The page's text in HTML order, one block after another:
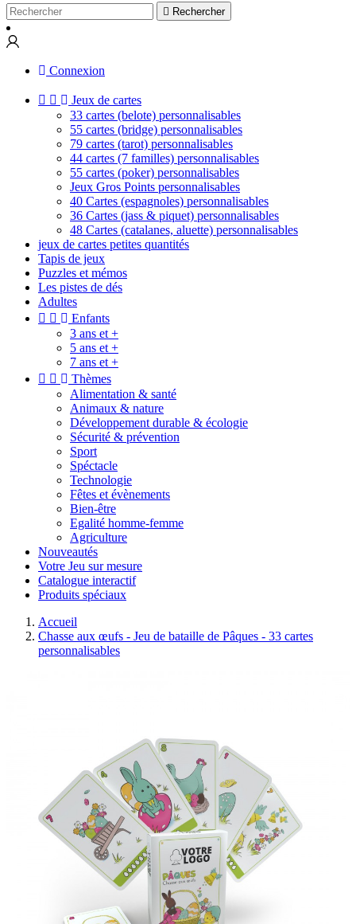
 Rechercher
Connexion
 
Jeux de cartes
33 cartes (belote) personnalisables
55 cartes (bridge) personnalisables
79 cartes (tarot) personnalisables
44 cartes (7 familles) personnalisables
55 cartes (poker) personnalisables
Jeux Gros Points personnalisables
40 Cartes (espagnoles) personnalisables
36 Cartes (jass & piquet) personnalisables
48 Cartes (catalanes, aluette) personnalisables
jeux de cartes petites quantités
Tapis de jeux
Puzzles et mémos
Les pistes de dés
Adultes
 
Enfants
3 ans et +
5 ans et +
7 ans et +
 
Thèmes
Alimentation & santé
Animaux & nature
Développement durable & écologie
Sécurité & prévention
Sport
Spéctacle
Technologie
Fêtes et évènements
Bien-être
Egalité homme-femme
Agriculture
Nouveautés
Votre Jeu sur mesure
Catalogue interactif
Produits spéciaux
Accueil
Chasse aux œufs - Jeu de bataille de Pâques - 33 cartes
personnalisables